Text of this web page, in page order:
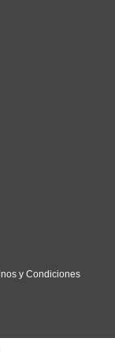
y Condiciones